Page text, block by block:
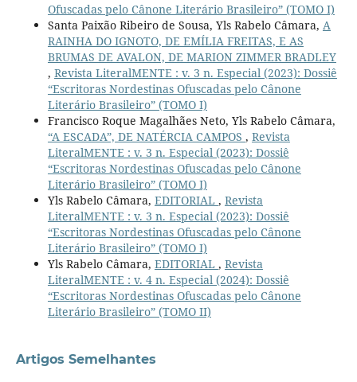
Ofuscadas pelo Cânone Literário Brasileiro” (TOMO I)
Santa Paixão Ribeiro de Sousa, Yls Rabelo Câmara, A
RAINHA DO IGNOTO, DE EMÍLIA FREITAS, E AS
BRUMAS DE AVALON, DE MARION ZIMMER BRADLEY
, Revista LiteralMENTE : v. 3 n. Especial (2023): Dossiê
“Escritoras Nordestinas Ofuscadas pelo Cânone
Literário Brasileiro” (TOMO I)
Francisco Roque Magalhães Neto, Yls Rabelo Câmara,
“A ESCADA”, DE NATÉRCIA CAMPOS , Revista
LiteralMENTE : v. 3 n. Especial (2023): Dossiê
“Escritoras Nordestinas Ofuscadas pelo Cânone
Literário Brasileiro” (TOMO I)
Yls Rabelo Câmara, EDITORIAL , Revista
LiteralMENTE : v. 3 n. Especial (2023): Dossiê
“Escritoras Nordestinas Ofuscadas pelo Cânone
Literário Brasileiro” (TOMO I)
Yls Rabelo Câmara, EDITORIAL , Revista
LiteralMENTE : v. 4 n. Especial (2024): Dossiê
“Escritoras Nordestinas Ofuscadas pelo Cânone
Literário Brasileiro” (TOMO II)
Artigos Semelhantes